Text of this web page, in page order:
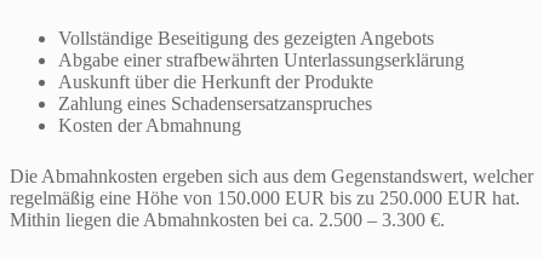
Vollständige Beseitigung des gezeigten Angebots
Abgabe einer strafbewährten Unterlassungserklärung
Auskunft über die Herkunft der Produkte
Zahlung eines Schadensersatzanspruches
Kosten der Abmahnung
Die Abmahnkosten ergeben sich aus dem Gegenstandswert, welcher
regelmäßig eine Höhe von 150.000 EUR bis zu 250.000 EUR hat.
Mithin liegen die Abmahnkosten bei ca. 2.500 – 3.300 €.